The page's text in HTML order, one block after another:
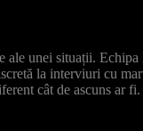
unei situații. Echipa
la interviuri cu
cât de ascuns ar fi.